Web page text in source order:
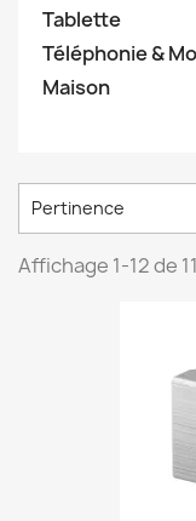
Tablette
Téléphonie &
Maison
Pertinence
Affichage 1-12 de